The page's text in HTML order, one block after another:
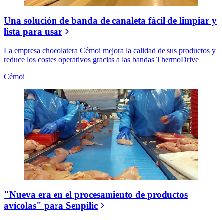
Una solución de banda de canaleta fácil de limpiar y
lista para usar
La empresa chocolatera Cémoi mejora la calidad de sus productos y
reduce los costes operativos gracias a las bandas ThermoDrive
Cémoi
"Nueva era en el procesamiento de productos
avícolas" para Senpilic